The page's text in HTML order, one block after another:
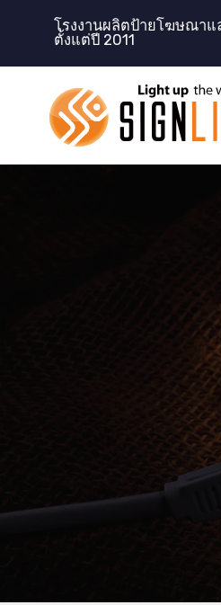
โรงงานผลิตป้ายโฆษณาแ
ตั้งแต่ปี 2011